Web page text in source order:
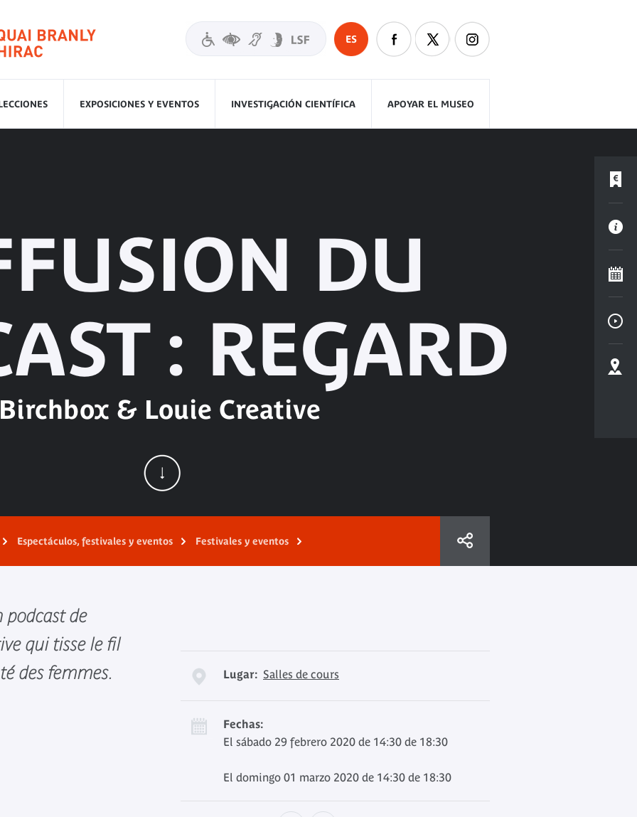
ES
EXPOSICIONES Y EVENTOS INVESTIGACIÓN CIENTÍFICA APOYAR EL MUSEO
DU
: REGARD
Birchbox & Louie Creative
Espectáculos, festivales y eventos Festivales y eventos
podcast de
qui tisse le fil
des femmes.
Lugar: Salles de cours
Fechas:
El sábado 29 febrero 2020 de 14:30 de 18:30
El domingo 01 marzo 2020 de 14:30 de 18:30